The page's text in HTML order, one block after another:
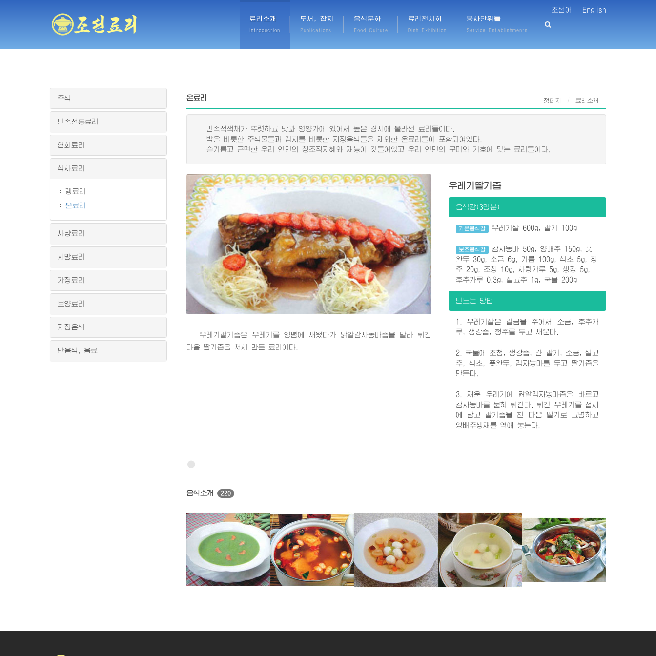
조선어 | English
료리소개
Introduction
도서, 잡지
Publications
음식문화
Food Culture
료리전시회
Dish Exhibition
봉사단위들
Service Establishments
온료리 첫페지 료리소개
민족적색채가 뚜렷하고 맛과 영양가에 있어서 높은 경지에 올라선 료리들이다.
밥을 비롯한 주식물들과 김치를 비롯한 저장음식들을 제외한 온료리들이 포함되여있다.
슬기롭고 근면한 우리 인민의 창조적지혜와 재능이 깃들어있고 우리 인민의 구미와 기호에 맞는 료리들이다.
우레기딸기즙은 우레기를 양념에 재웠다가 닭알감자농마즙을 발라 튀긴
다음 딸기즙을 쳐서 만든 료리이다.
우레기딸기즙
음식감(3명분)
기본음식감 우레기살 600g, 딸기 100g
보조음식감
감자농마 50g, 양배추 150g, 풋
완두 30g, 소금 6g, 기름 100g, 식초 5g, 청
주 20g, 조청 10g, 사탕가루 5g, 생강 5g,
후추가루 0.3g, 실고추 1g, 국물 200g
만드는 방법
1. 우레기살은 칼금을 주어서 소금, 후추가
루, 생강즙, 청주를 두고 재운다.
2. 국물에 조청, 생강즙, 간 딸기, 소금, 실고
추, 식초, 풋완두, 감자농마를 두고 딸기즙을
만든다.
3. 재운 우레기에 닭알감자농마즙을 바르고
감자농마를 묻혀 튀긴다. 튀긴 우레기를 접시
에 담고 딸기즙을 친 다음 딸기로 고명하고
양배추생채를 옆에 놓는다.
음식소개 220
주식
민족전통료리
연회료리
식사료리
랭료리
온료리
사냥료리
지방료리
가정료리
보양료리
저장음식
단음식, 음료